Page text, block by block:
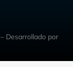
Desarrollado por